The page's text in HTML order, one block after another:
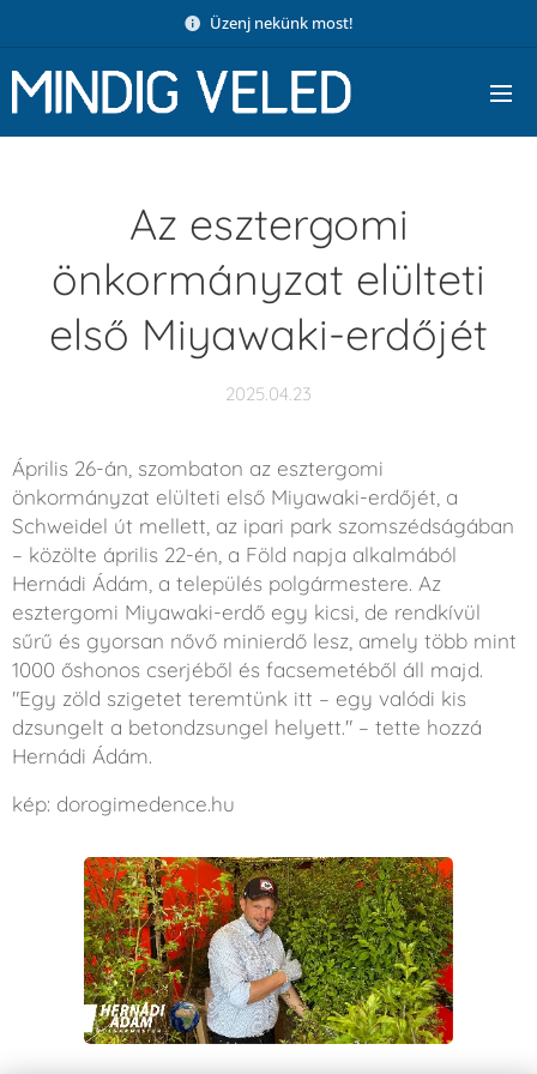
Üzenj nekünk most!
Az esztergomi
önkormányzat elülteti
első Miyawaki-erdőjét
2025.04.23
Április 26-án, szombaton az esztergomi
önkormányzat elülteti első Miyawaki-erdőjét, a
Schweidel út mellett, az ipari park szomszédságában
– közölte április 22-én, a Föld napja alkalmából
Hernádi Ádám, a település polgármestere. Az
esztergomi Miyawaki-erdő egy kicsi, de rendkívül
sűrű és gyorsan nővő minierdő lesz, amely több mint
1000 őshonos cserjéből és facsemetéből áll majd.
"Egy zöld szigetet teremtünk itt – egy valódi kis
dzsungelt a betondzsungel helyett." – tette hozzá
Hernádi Ádám.
kép: dorogimedence.hu